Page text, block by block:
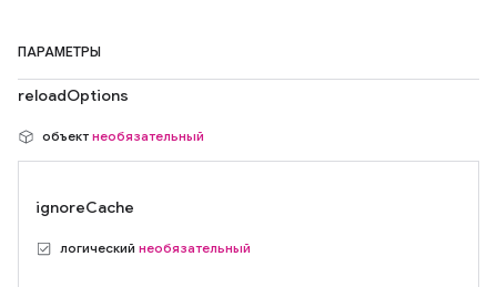
ПАРАМЕТРЫ
reloadOptions
объект необязательный
ignoreCache
логический необязательный